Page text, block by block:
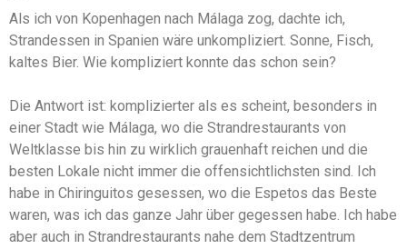
Als ich von Kopenhagen nach Málaga zog, dachte ich,
Strandessen in Spanien wäre unkompliziert. Sonne, Fisch,
kaltes Bier. Wie kompliziert konnte das schon sein?
Die Antwort ist: komplizierter als es scheint, besonders in
einer Stadt wie Málaga, wo die Strandrestaurants von
Weltklasse bis hin zu wirklich grauenhaft reichen und die
besten Lokale nicht immer die offensichtlichsten sind. Ich
habe in Chiringuitos gesessen, wo die Espetos das Beste
waren, was ich das ganze Jahr über gegessen habe. Ich habe
aber auch in Strandrestaurants nahe dem Stadtzentrum